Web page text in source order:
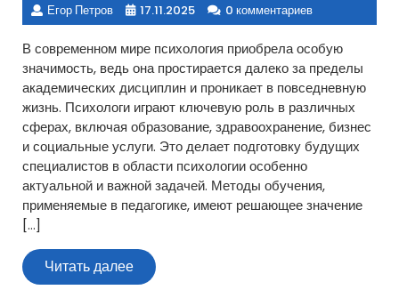
Егор Петров 17.11.2025 0 комментариев
В современном мире психология приобрела особую
значимость, ведь она простирается далеко за пределы
академических дисциплин и проникает в повседневную
жизнь. Психологи играют ключевую роль в различных
сферах, включая образование, здравоохранение, бизнес
и социальные услуги. Это делает подготовку будущих
специалистов в области психологии особенно
актуальной и важной задачей. Методы обучения,
применяемые в педагогике, имеют решающее значение
[…]
Читать далееЧитать
далее